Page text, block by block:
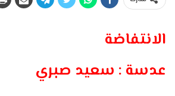
الانتفاضة
عدسة : سعيد صبري